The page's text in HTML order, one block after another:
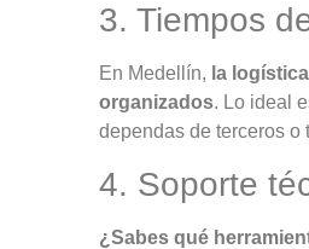
3. Tiempos
En Medellín, la
organizados. Lo ideal
dependas de terceros o
4. Soporte
¿Sabes qué